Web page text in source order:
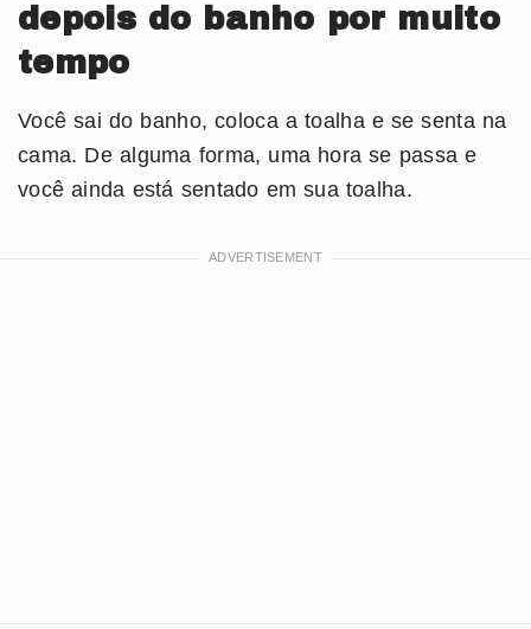
depois do banho por muito
tempo
Você sai do banho, coloca a toalha e se senta na
cama. De alguma forma, uma hora se passa e
você ainda está sentado em sua toalha.